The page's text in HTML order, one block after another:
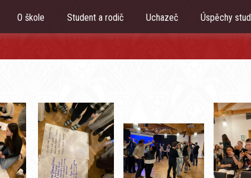
O škole Student a rodič Uchazeč Úspěchy